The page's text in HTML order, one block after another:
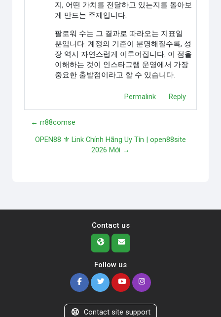
지, 어떤 가치를 전달하고 있는지를 돌아보
게 만드는 주제입니다.
팔로워 수는 그 결과로 따라오는 지표일
뿐입니다. 계정의 기준이 분명해질수록, 성
장 역시 자연스럽게 이루어집니다. 이 점을
이해하는 것이 인스타그램 운영에서 가장
중요한 출발점이라고 할 수 있습니다.
Permalink Reply
← rr88comse
OPEN88 ⚜️ Link Chính Hãng Uy Tín | open88site
2026 Mới →
Contact us
Follow us
Contact site support